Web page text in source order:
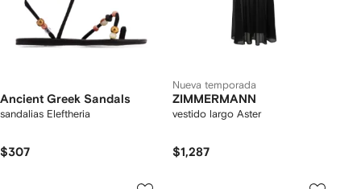
Ancient Greek Sandals
sandalias Eleftheria
$307
Nueva temporada
ZIMMERMANN
vestido largo Aster
$1,287